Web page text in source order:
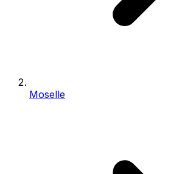
Moselle